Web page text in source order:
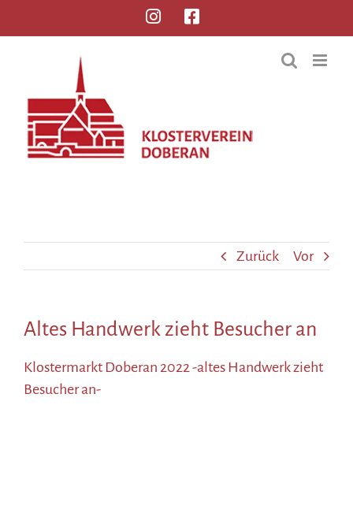
Zurück Vor
Altes Handwerk zieht Besucher an
Klostermarkt Doberan 2022 -altes Handwerk zieht
Besucher an-